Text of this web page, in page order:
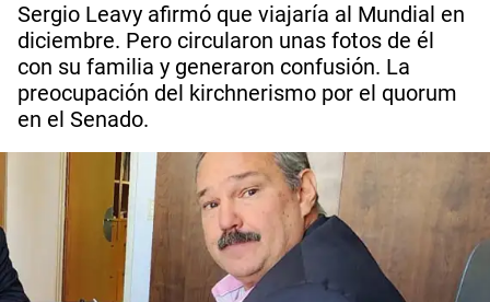
Sergio Leavy afirmó que viajaría al Mundial en
diciembre. Pero circularon unas fotos de él
con su familia y generaron confusión. La
preocupación del kirchnerismo por el quorum
en el Senado.